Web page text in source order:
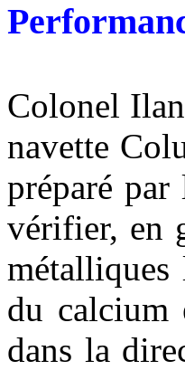
Colonel
navette
préparé
vérifier, en
du calcium
dans la